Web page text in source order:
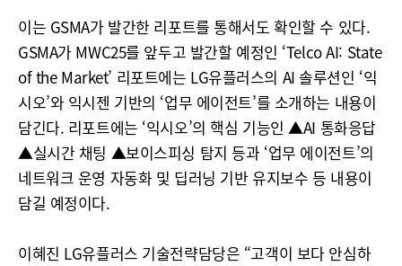
이는 GSMA가 발간한 리포트를 통해서도 확인할 수 있다.
GSMA가 MWC25를 앞두고 발간할 예정인 ‘Telco AI: State
of the Market’ 리포트에는 LG유플러스의 AI 솔루션인 ‘익
시오’와 익시젠 기반의 ‘업무 에이전트’를 소개하는 내용이
담긴다. 리포트에는 ‘익시오’의 핵심 기능인 ▲AI 통화응답
▲실시간 채팅 ▲보이스피싱 탐지 등과 ‘업무 에이전트’의
네트워크 운영 자동화 및 딥러닝 기반 유지보수 등 내용이
담길 예정이다.
이혜진 LG유플러스 기술전략담당은 “고객이 보다 안심하